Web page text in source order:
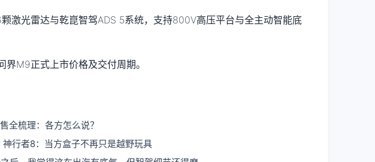
激光雷达与乾崑智驾ADS 5系统，支持800V高压平台与全主动智能底
界M9正式上市价格及交付周期。
全梳理：各方怎么说？
神行者8：当方盒子不再只是越野玩具